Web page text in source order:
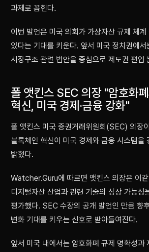
과제로 꼽힌다.
이번 발언은 미국 의회가 가상자산 규제 체
있다는 기대를 키운다. 앞서 미국 정치권에
시장구조 관련 법안을 중심으로 제도권 편입
폴 앳킨스 SEC 의장 "암호화
혁신, 미국 경제·금융 강화"
폴 앳킨스 미국 증권거래위원회(SEC) 의장
블록체인 혁신이 미국 경제와 금융 시스템을
밝혔다.
Watcher.Guru에 따르면 앳킨스 의장은 이같
디지털자산 산업과 관련 기술의 성장 가능성
평가했다. SEC 수장의 공개 발언인 만큼 향
변화 기대를 키우는 신호로 받아들여진다.
앞서 미국 내에서는 암호화폐 규제 명확성과